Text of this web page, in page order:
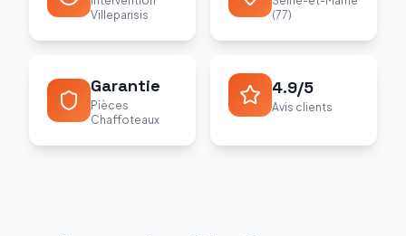
Villeparisis
(77)
Garantie
Pièces
Chaffoteaux
4.9/5
Avis clients